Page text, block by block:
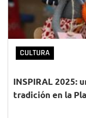
CULTURA
INSPIRAL 2025:
tradición en la